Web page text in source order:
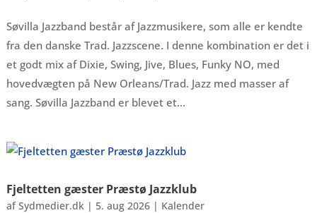
Søvilla Jazzband består af Jazzmusikere, som alle er kendte
fra den danske Trad. Jazzscene. I denne kombination er det i
et godt mix af Dixie, Swing, Jive, Blues, Funky NO, med
hovedvægten på New Orleans/Trad. Jazz med masser af
sang. Søvilla Jazzband er blevet et...
Fjeltetten gæster Præstø Jazzklub
afSydmedier.dk| 5. aug 2026| Kalender